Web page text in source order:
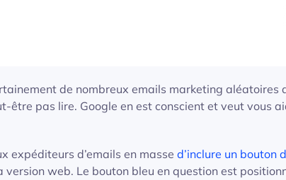
de nombreux emails marketing aléatoires
être pas lire. Google en est conscient et veut vous
expéditeurs d’emails en masse d’inclure un bouton
version web. Le bouton bleu en question est